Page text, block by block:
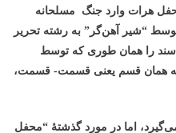
هرات وارد جنگ
مسلحانه
“شیر آهن‌گر” به رشته تحریر
سند را همان‌ طوری‌ که توسط
همان قسم یعنی قسمت- قسمت،
اما در مورد گذشتۀ “محفل